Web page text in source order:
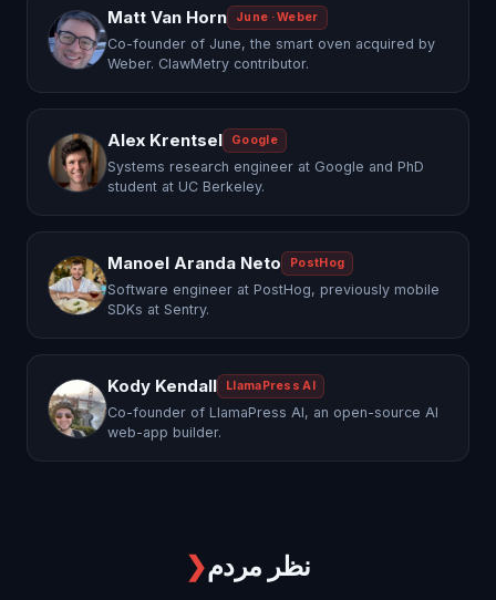
Matt Van Horn June · Weber
Co-founder of June, the smart oven acquired by
Weber. ClawMetry contributor.
Alex Krentsel Google
Systems research engineer at Google and PhD
student at UC Berkeley.
Manoel Aranda Neto PostHog
Software engineer at PostHog, previously mobile
SDKs at Sentry.
Kody Kendall LlamaPress AI
Co-founder of LlamaPress AI, an open-source AI
web-app builder.
❯نظر مردم